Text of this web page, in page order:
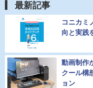
最新記事
コニカミ
向と実践
動画制作
クール構
ョン